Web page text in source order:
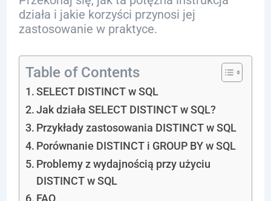
działa i jakie korzyści przynosi jej
zastosowanie w praktyce.
Table of Contents
SELECT DISTINCT w SQL
Jak działa SELECT DISTINCT w SQL?
Przykłady zastosowania DISTINCT w SQL
Porównanie DISTINCT i GROUP BY w SQL
Problemy z wydajnością przy użyciu
DISTINCT w SQL
FAQ